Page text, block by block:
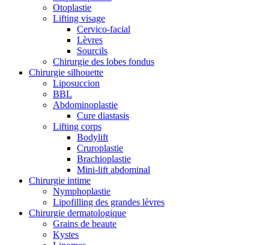
Otoplastie
Lifting visage
Cervico-facial
Lèvres
Sourcils
Chirurgie des lobes fondus
Chirurgie silhouette
Liposuccion
BBL
Abdominoplastie
Cure diastasis
Lifting corps
Bodylift
Cruroplastie
Brachioplastie
Mini-lift abdominal
Chirurgie intime
Nymphoplastie
Lipofilling des grandes lèvres
Chirurgie dermatologique
Grains de beaute
Kystes